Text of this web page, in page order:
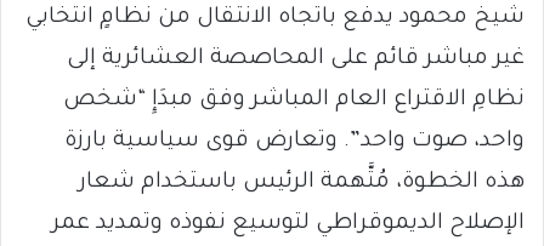
شيخ محمود يدفع باتجاه الانتقال من نظامٍ انتخابي
غير مباشر قائم على المحاصصة العشائرية إلى
نظامِ الاقتراع العام المباشر وفق مبدَإِ “شخص
واحد، صوت واحد”. وتعارض قوى سياسية بارزة
هذه الخطوة، مُتَّهمة الرئيس باستخدام شعار
الإصلاح الديموقراطي لتوسيع نفوذه وتمديد عمر